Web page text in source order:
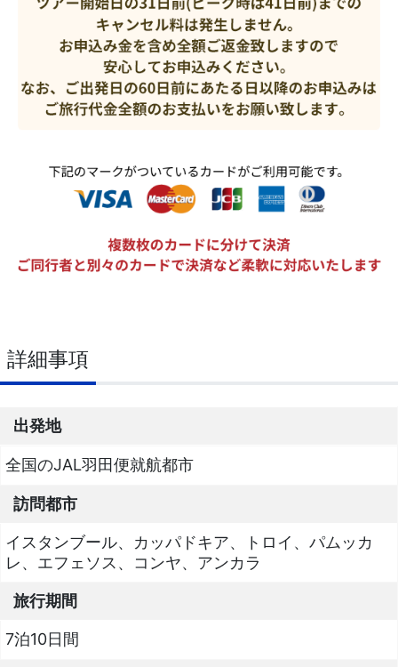
詳細事項
出発地
全国のJAL羽田便就航都市
訪問都市
イスタンブール、カッパドキア、トロイ、パムッカ
レ、エフェソス、コンヤ、アンカラ
旅行期間
7泊10日間